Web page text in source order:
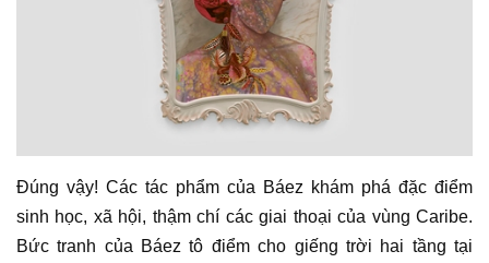
Đúng vậy! Các tác phẩm của Báez khám phá đặc điểm
sinh học, xã hội, thậm chí các giai thoại của vùng Caribe.
Bức tranh của Báez tô điểm cho giếng trời hai tầng tại